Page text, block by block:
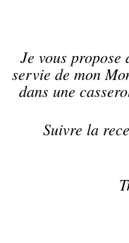
Je vous
servie de monM
dans une
Suivre la